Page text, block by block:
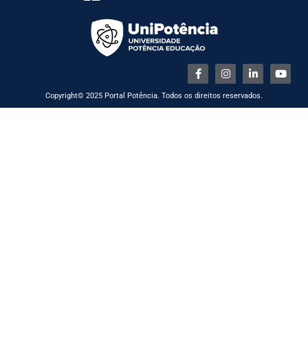
Copyright© 2025 Portal Potência. Todos os direitos reservados.